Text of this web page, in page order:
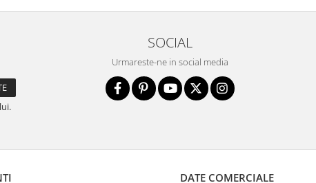
SOCIAL
Urmareste-ne in social media
DATE COMERCIALE